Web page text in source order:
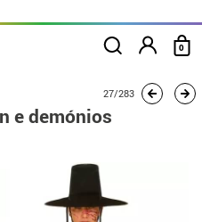
0
Grupo de cantor Golden e
27/283
e demónios